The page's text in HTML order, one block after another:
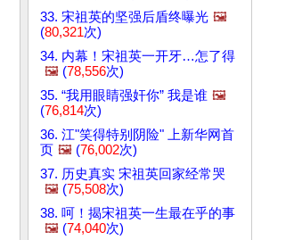
33. 宋祖英的坚强后盾终曝光 🖼️
(80,321次)
34. 内幕！宋祖英一开牙…怎了得
🖼️ (78,556次)
35. “我用眼睛强奸你” 我是谁 🖼️
(76,814次)
36. 江"笑得特别阴险" 上新华网首
页 🖼️ (76,002次)
37. 历史真实 宋祖英回家经常哭
🖼️ (75,508次)
38. 呵！揭宋祖英一生最在乎的事
🖼️ (74,040次)